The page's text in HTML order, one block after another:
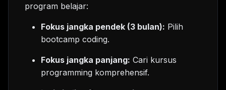
program belajar:
Fokus jangka pendek (3 bulan): Pilih
bootcamp coding.
Fokus jangka panjang: Cari kursus
programming komprehensif.